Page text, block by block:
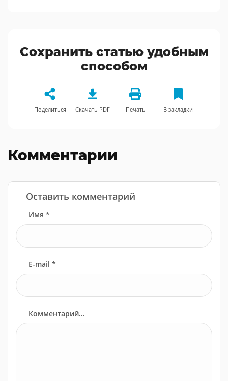
Сохранить статью удобным
способом
Поделиться Скачать PDF Печать В закладки
Комментарии
Оставить комментарий
Имя *
E-mail *
Комментарий...